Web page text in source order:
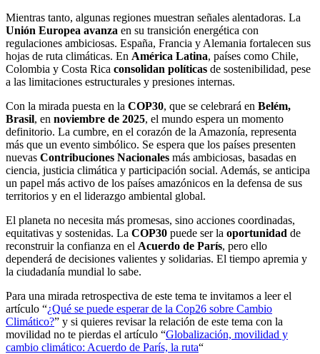
Mientras tanto, algunas regiones muestran señales alentadoras. La
Unión Europea avanza en su transición energética con
regulaciones ambiciosas. España, Francia y Alemania fortalecen sus
hojas de ruta climáticas. En América Latina, países como Chile,
Colombia y Costa Rica consolidan políticas de sostenibilidad, pese
a las limitaciones estructurales y presiones internas.
Con la mirada puesta en la COP30, que se celebrará en Belém,
Brasil, en noviembre de 2025, el mundo espera un momento
definitorio. La cumbre, en el corazón de la Amazonía, representa
más que un evento simbólico. Se espera que los países presenten
nuevas Contribuciones Nacionales más ambiciosas, basadas en
ciencia, justicia climática y participación social. Además, se anticipa
un papel más activo de los países amazónicos en la defensa de sus
territorios y en el liderazgo ambiental global.
El planeta no necesita más promesas, sino acciones coordinadas,
equitativas y sostenidas. La COP30 puede ser la oportunidad de
reconstruir la confianza en el Acuerdo de París, pero ello
dependerá de decisiones valientes y solidarias. El tiempo apremia y
la ciudadanía mundial lo sabe.
Para una mirada retrospectiva de este tema te invitamos a leer el
artículo “¿Qué se puede esperar de la Cop26 sobre Cambio
Climático?” y si quieres revisar la relación de este tema con la
movilidad no te pierdas el artículo “Globalización, movilidad y
cambio climático: Acuerdo de París, la ruta“